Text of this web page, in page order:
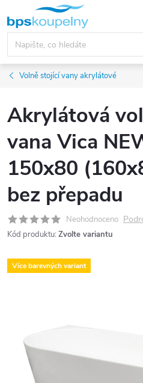
obsah
Volně stojící vany akrylátové
Akrylátová
vana Vica
150x80
bez přepadu
Neohodnoceno
Kód produktu: Zvolte variantu
Více barevných variant